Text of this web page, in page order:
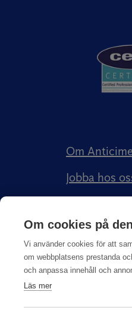
Om
Jobba hos
Anticimex
Om cookies på
Vi använder cookies för att
om webbplatsens prestanda
och anpassa innehåll och
Läs mer